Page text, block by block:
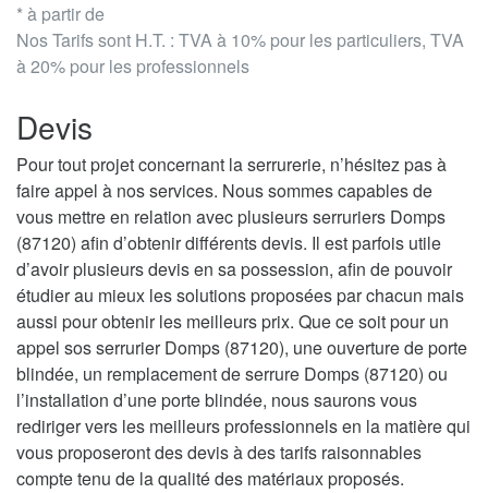
* à partir de
Nos Tarifs sont H.T. : TVA à 10% pour les particuliers, TVA
à 20% pour les professionnels
Devis
Pour tout projet concernant la serrurerie, n’hésitez pas à
faire appel à nos services. Nous sommes capables de
vous mettre en relation avec plusieurs serruriers Domps
(87120) afin d’obtenir différents devis. Il est parfois utile
d’avoir plusieurs devis en sa possession, afin de pouvoir
étudier au mieux les solutions proposées par chacun mais
aussi pour obtenir les meilleurs prix. Que ce soit pour un
appel sos serrurier Domps (87120), une ouverture de porte
blindée, un remplacement de serrure Domps (87120) ou
l’installation d’une porte blindée, nous saurons vous
rediriger vers les meilleurs professionnels en la matière qui
vous proposeront des devis à des tarifs raisonnables
compte tenu de la qualité des matériaux proposés.